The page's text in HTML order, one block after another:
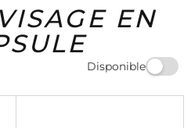
Idées
Cadeaux
Bons
Plans
EN
Disponible